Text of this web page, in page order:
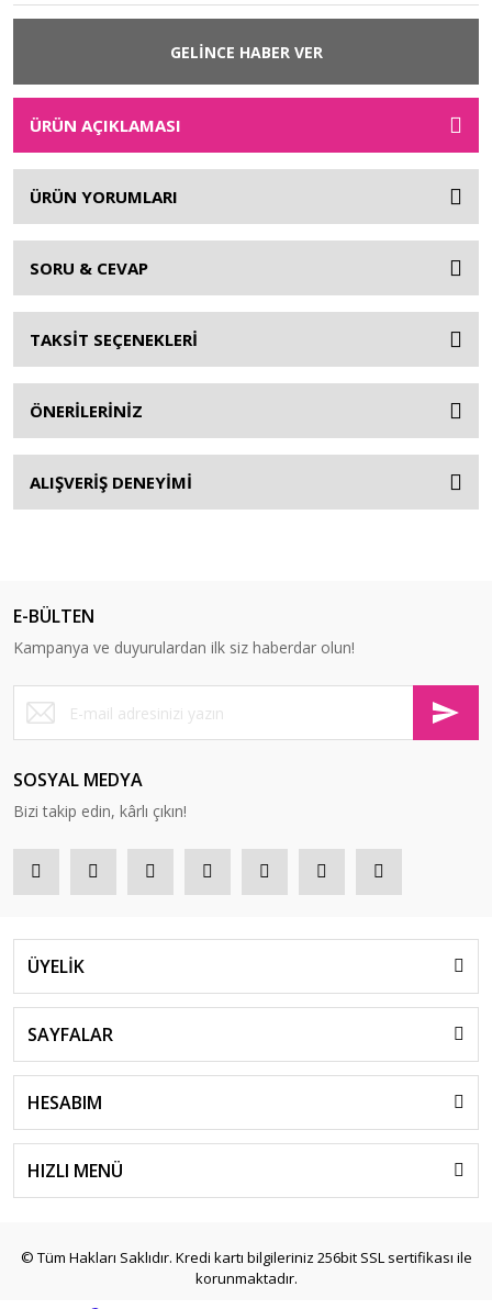
GELİNCE HABER VER
ÜRÜN AÇIKLAMASI
ÜRÜN YORUMLARI
SORU & CEVAP
TAKSİT SEÇENEKLERİ
ÖNERİLERİNİZ
ALIŞVERİŞ DENEYİMİ
E-BÜLTEN
Kampanya ve duyurulardan ilk siz haberdar olun!
SOSYAL MEDYA
Bizi takip edin, kârlı çıkın!
ÜYELİK
SAYFALAR
HESABIM
HIZLI MENÜ
© Tüm Hakları Saklıdır. Kredi kartı bilgileriniz 256bit SSL sertifikası ile
korunmaktadır.